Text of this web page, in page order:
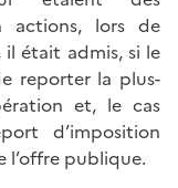
actions, lors de
il était admis, si le
reporter la plus-
et, le cas
d’imposition
publique.